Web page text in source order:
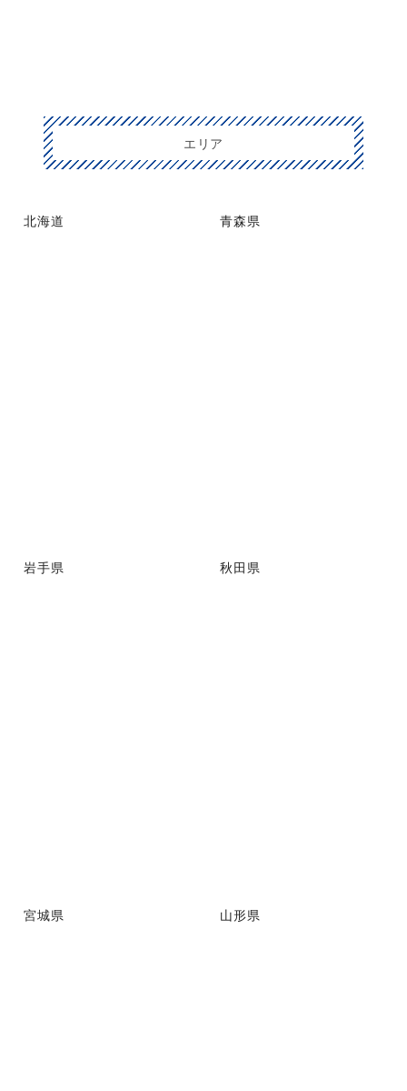
エリア
北海道 青森県
岩手県 秋田県
宮城県 山形県